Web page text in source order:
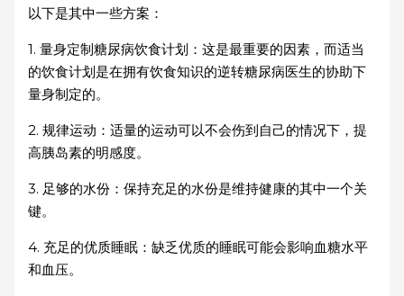
以下是其中一些方案：
1. 量身定制糖尿病饮食计划：这是最重要的因素，而适当
的饮食计划是在拥有饮食知识的逆转糖尿病医生的协助下
量身制定的。
2. 规律运动：适量的运动可以不会伤到自己的情况下，提
高胰岛素的明感度。
3. 足够的水份：保持充足的水份是维持健康的其中一个关
键。
4. 充足的优质睡眠：缺乏优质的睡眠可能会影响血糖水平
和血压。